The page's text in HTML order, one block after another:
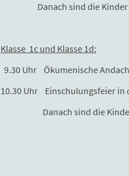
Danach sind die Kinder bis
Klasse 1c und Klasse 1d:
9.30 Uhr Ökumenische
10.30 Uhr Einschulungsfeier in
Danach sind die Kinder